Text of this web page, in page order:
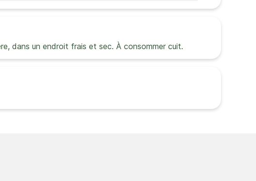
dans un endroit frais et sec. À consommer cuit.